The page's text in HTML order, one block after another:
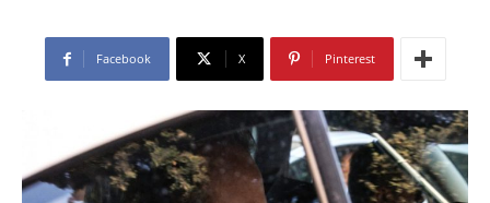
Facebook X Pinterest